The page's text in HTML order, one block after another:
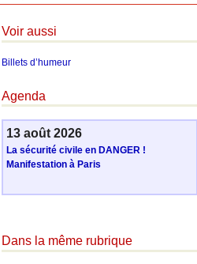
Voir aussi
Billets d’humeur
Agenda
13 août 2026
La sécurité civile en DANGER !
Manifestation à Paris
Dans la même rubrique